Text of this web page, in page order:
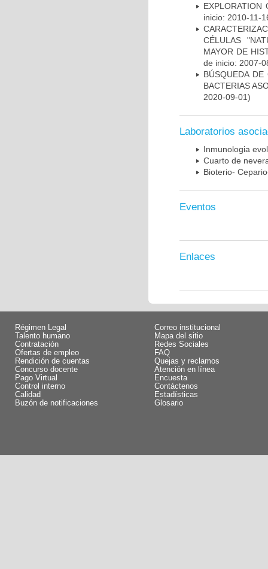
inicio: 2010-11-
CÉLULAS
MAYOR DE
de inicio: 2007-
BÚSQUEDA
BACTERIAS
2020-09-01)
Laboratorios
Inmunologia
Cuarto de
Bioterio-
Eventos
Enlaces
Régimen Legal
Talento humano
Contratación
Ofertas de empleo
Rendición de cuentas
Concurso docente
Pago Virtual
Control interno
Calidad
Buzón de notificaciones
Correo institucional
Mapa del sitio
Redes Sociales
FAQ
Quejas y reclamos
Atención en línea
Encuesta
Contáctenos
Estadísticas
Glosario